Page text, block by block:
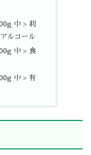
中 > 利
ルコール
中 > 食
中 > 有